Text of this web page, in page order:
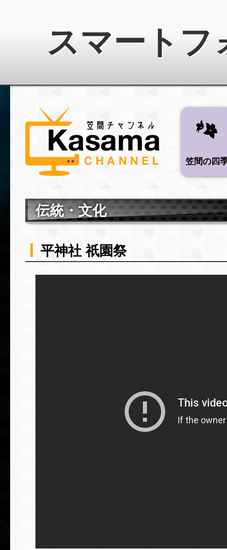
スマートフ
笠間チャンネル
笠間の四
伝統・文化
平神社 祇園祭